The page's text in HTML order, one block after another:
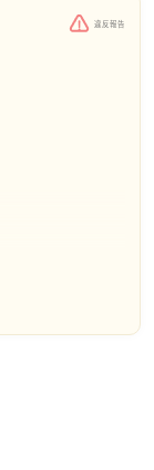
違反報告
、話してみ
て欲しいと
するなら一